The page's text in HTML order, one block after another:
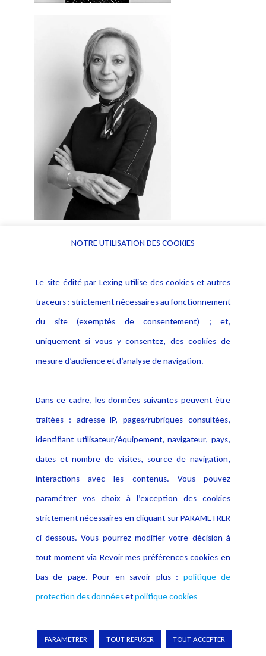
NOTRE UTILISATION DES COOKIES
Le site édité par Lexing utilise des cookies et autres
traceurs : strictement nécessaires au fonctionnement
du site (exemptés de consentement) ; et,
uniquement si vous y consentez, des cookies de
mesure d’audience et d’analyse de navigation.
Dans ce cadre, les données suivantes peuvent être
traitées : adresse IP, pages/rubriques consultées,
identifiant utilisateur/équipement, navigateur, pays,
dates et nombre de visites, source de navigation,
interactions avec les contenus. Vous pouvez
paramétrer vos choix à l’exception des cookies
strictement nécessaires en cliquant sur PARAMETRER
ci-dessous. Vous pourrez modifier votre décision à
tout moment via Revoir mes préférences cookies en
bas de page. Pour en savoir plus : politique de
protection des donnéesetpolitique cookies
PARAMETRER TOUT REFUSER TOUT ACCEPTER